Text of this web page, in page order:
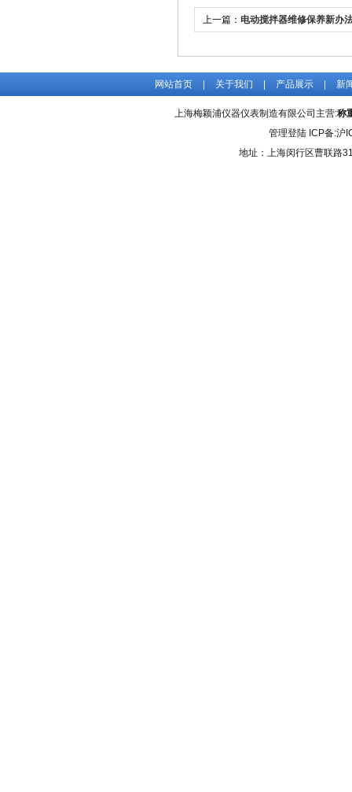
上一篇： 电动搅拌器维修保养新办
网站首页 关于我们 产品展示 新
上海梅颖浦仪器仪表制造有限公司主营:称
管理登陆ICP备:沪
地址：上海闵行区曹联路